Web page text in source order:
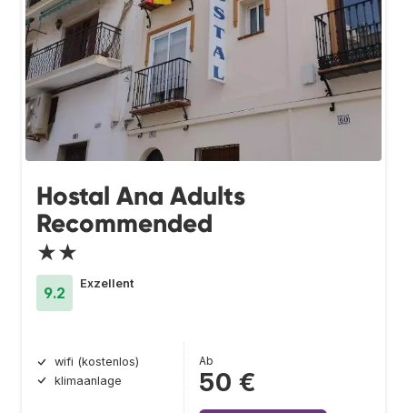
Hostal Ana Adults
Recommended
★★
9.2
Exzellent
wifi (kostenlos)
klimaanlage
Ab
50 €